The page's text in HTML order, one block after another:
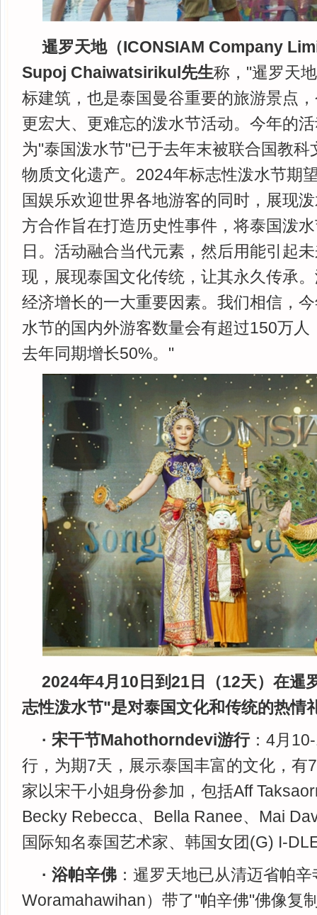
暹罗天地（ICONSIAM Company
Supoj Chaiwatsirikul先生称，"暹罗天
标建筑，也是泰国曼谷重要的旅游景点
更宏大、更难忘的泼水节活动。今年的
为"泰国泼水节"已于去年末被联合国教
物质文化遗产。2024年标志性泼水节期
国娱乐欢迎世界各地游客的同时，展现
方合作旨在打造历史性事件，将泰国泼
日。活动融合当代元素，然后用能引起
现，展现泰国文化传统，让其永久传承
经济增长的一大重要因素。我们相信，
水节的国内外游客数量会有超过150万人
去年同期增长50%。"
2024年4月10日到21日（12天）在暹
志性泼水节"是对泰国文化和传统的热情
· 宋干节Mahothorndevi游行：4月
行，为期7天，展示泰国丰富的文化，有
家以宋干小姐身份参加，包括Aff
Becky Rebecca、Bella Ranee、Mai
国际知名泰国艺术家、韩国女团(G) I-
· 浴帕辛佛 ：暹罗天地已从清迈省帕
Woramahawihan）带了"帕辛佛"佛像复